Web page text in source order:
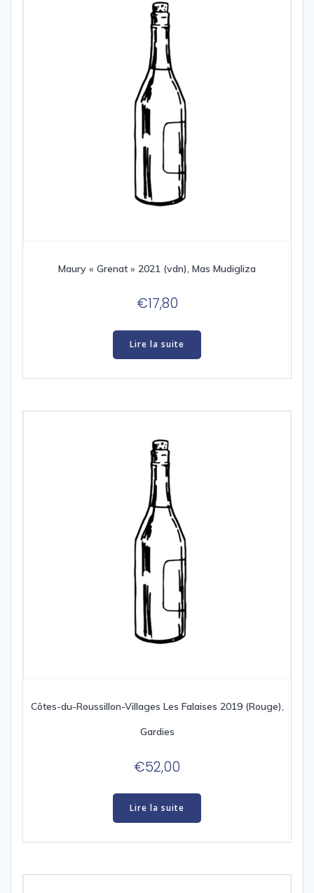
Maury « Grenat » 2021 (vdn), Mas Mudigliza
€17,80
Lire la suite
Côtes-du-Roussillon-Villages Les Falaises 2019 (Rouge),
Gardies
€52,00
Lire la suite